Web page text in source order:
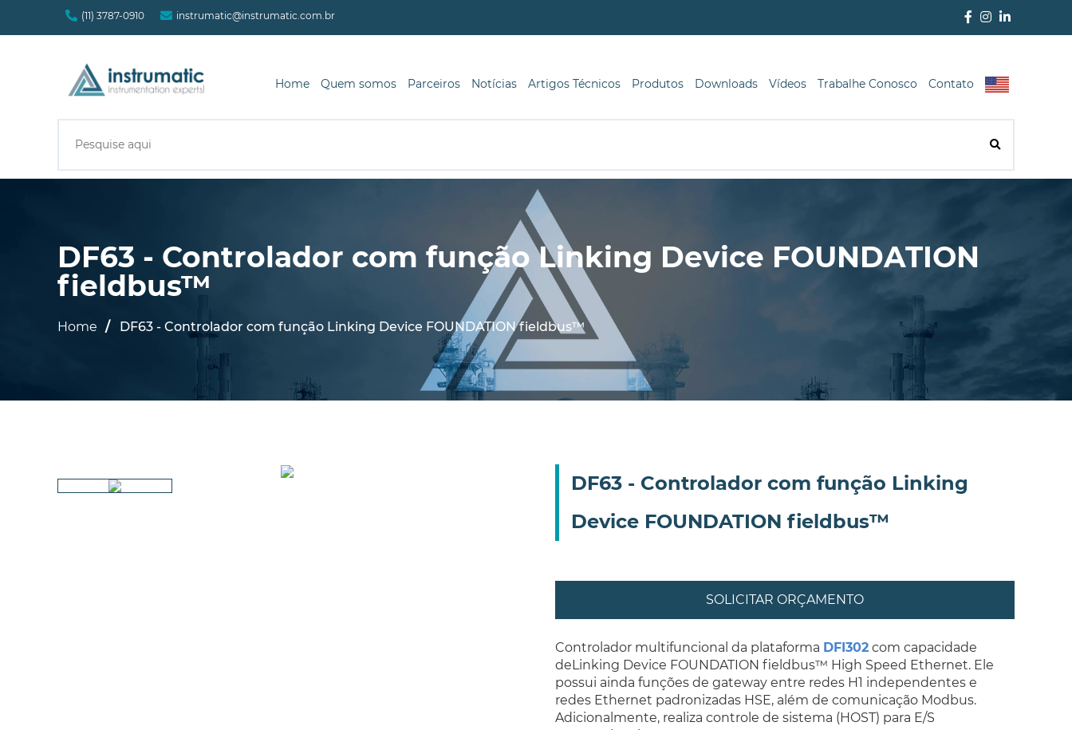
(11) 3787-0910 instrumatic@instrumatic.com.br
Home Quem somos Parceiros Notícias Artigos Técnicos Produtos Downloads Vídeos Trabalhe Conosco Contato
DF63 - Controlador com função Linking Device FOUNDATION
fieldbus™
Home DF63 - Controlador com função Linking Device FOUNDATION fieldbus™
DF63 - Controlador com função Linking
Device FOUNDATION fieldbus™
SOLICITAR ORÇAMENTO
Controlador multifuncional da plataforma DFI302 com capacidade
deLinking Device FOUNDATION fieldbus™ High Speed Ethernet. Ele
possui ainda funções de gateway entre redes H1 independentes e
redes Ethernet padronizadas HSE, além de comunicação Modbus.
Adicionalmente, realiza controle de sistema (HOST) para E/S